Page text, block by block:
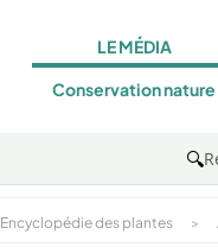
LE MÉDIA
Conservation nature
🔍
Encyclopédie des plantes >